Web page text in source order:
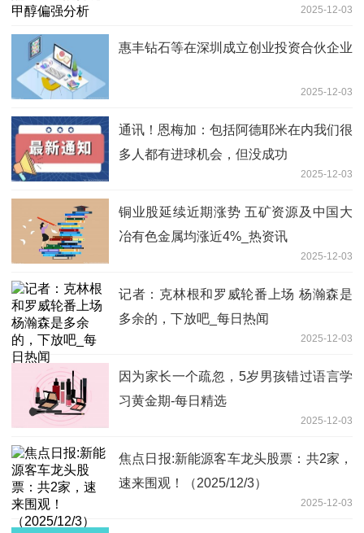
2025-12-03
惠丰钻石等在深圳成立创业投资合伙企业
2025-12-03
通讯！恩梅加：包括阿德耶米在内我们很
多人都有进球机会，但没成功
2025-12-03
铜业股延续近期涨势 五矿资源及中国大
冶有色金属均涨近4%_热资讯
2025-12-03
记者：克林根和罗威轮番上场 杨瀚森是
多余的，下放吧_每日热闻
2025-12-03
因为家长一个疏忽，5岁男孩错过语言学
习黄金期-每日精选
2025-12-03
焦点日报:新能源客车龙头股票：共2家，
速来围观！（2025/12/3）
2025-12-03